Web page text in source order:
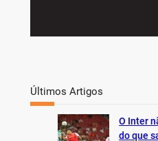
Últimos Artigos
O Inter
do que